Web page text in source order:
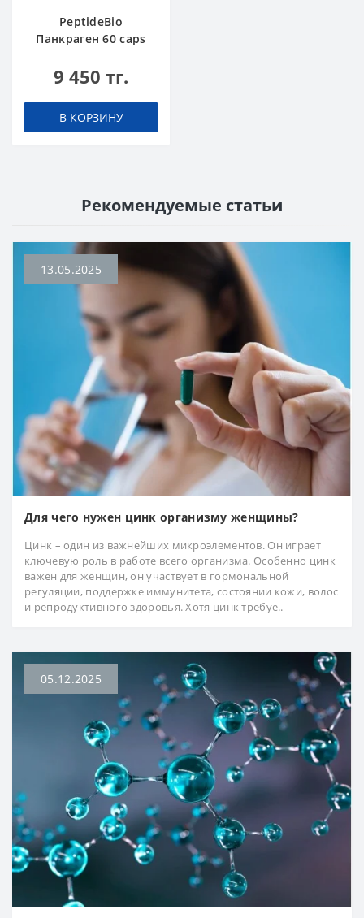
PeptideBio
Панкраген 60 caps
9 450 тг.
В КОРЗИНУ
Рекомендуемые статьи
13.05.2025
Для чего нужен цинк организму женщины?
Цинк – один из важнейших микроэлементов. Он играет
ключевую роль в работе всего организма. Особенно цинк
важен для женщин, он участвует в гормональной
регуляции, поддержке иммунитета, состоянии кожи, волос
и репродуктивного здоровья. Хотя цинк требуе..
05.12.2025